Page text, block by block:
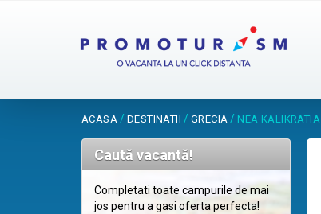
ACASA / DESTINATII / GRECIA / NEA KALIKRATIA
Caută vacantă!
Completati toate campurile de mai
jos pentru a gasi oferta perfecta!